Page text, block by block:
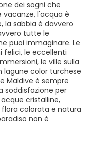
dei sogni che
vacanze, l'acqua è
la sabbia è davvero
tutte le
puoi immaginare. Le
felici, le eccellenti
le ville sulla
lagune color turchese
Maldive è sempre
soddisfazione per
cristalline,
colorata e natura
non è